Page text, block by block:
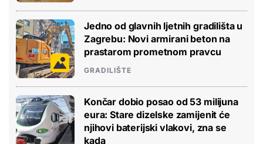
Jedno od glavnih ljetnih gradilišta u
Zagrebu: Novi armirani beton na
prastarom prometnom pravcu
GRADILIŠTE
Končar dobio posao od 53 milijuna
eura: Stare dizelske zamijenit će
njihovi baterijski vlakovi, zna se
kada